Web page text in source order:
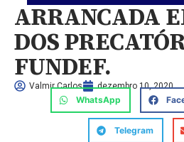
ARRANCADA
DOS
FUNDEF.
Valmir Carlos dezembro 10, 2020
WhatsApp
Telegram